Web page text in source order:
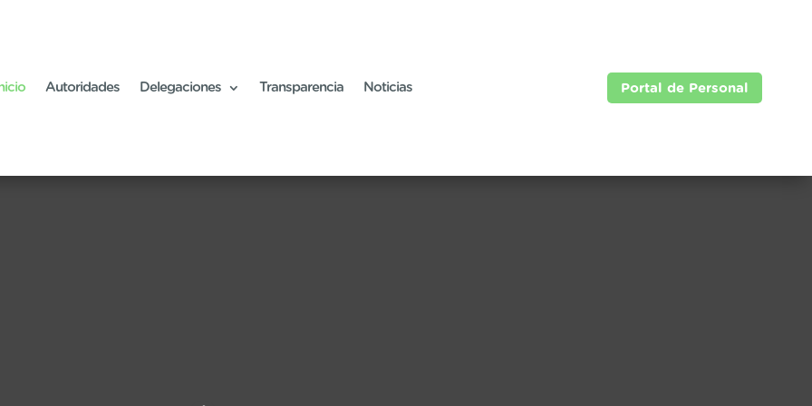
Autoridades Delegaciones Transparencia Noticias Portal de Personal